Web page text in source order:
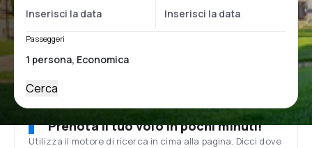
Passeggeri
Cerca
Prenota il tuo volo in pochi minuti!
Utilizza il motore di ricerca in cima alla pagina. Dicci dove